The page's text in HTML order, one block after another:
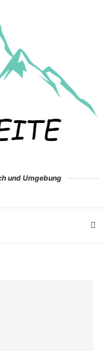
und Umgebung